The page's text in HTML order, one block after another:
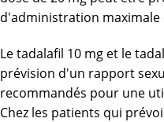
d'administration
Le tadalafil 10 mg et le
prévision d'un rapport
recommandés pour une
Chez les patients qui